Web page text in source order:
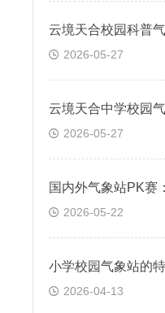
2026-05-27
2026-05-27
2026-05-22
2026-04-13